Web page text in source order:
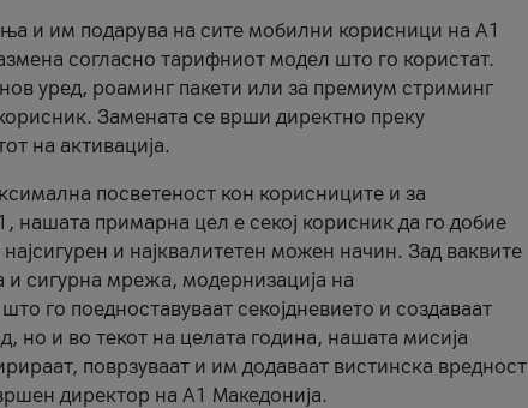
и им подарува на сите мобилни корисници на A1
согласно тарифниот модел што го користат.
уред, роаминг пакети или за премиум стриминг
Замената се врши директно преку
на активација.
посветеност кон корисниците и за
нашата примарна цел е секој корисник да го добие
и најквалитетен можен начин. Зад ваквите
и сигурна мрежа, модернизација на
го поедноставуваат секојдневието и создаваат
но и во текот на целата година, нашата мисија
поврзуваат и им додаваат вистинска вредност
директор на А1 Македонија.